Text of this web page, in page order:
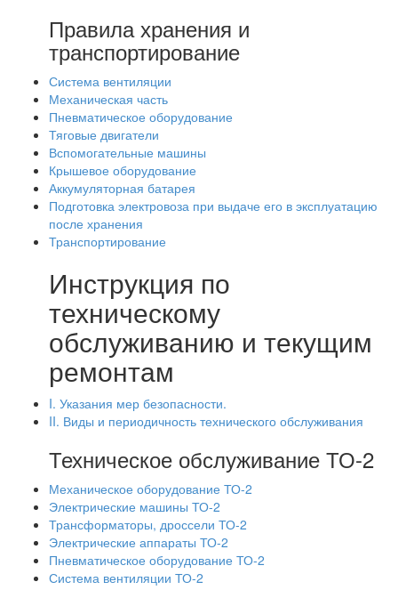
Правила хранения и
транспортирование
Система вентиляции
Механическая часть
Пневматическое оборудование
Тяговые двигатели
Вспомогательные машины
Крышевое оборудование
Аккумуляторная батарея
Подготовка электровоза при выдаче его в эксплуатацию
после хранения
Транспортирование
Инструкция по
техническому
обслуживанию и текущим
ремонтам
I. Указания мер безопасности.
II. Виды и периодичность технического обслуживания
Техническое обслуживание ТО-2
Механическое оборудование ТО-2
Электрические машины ТО-2
Трансформаторы, дроссели ТО-2
Электрические аппараты ТО-2
Пневматическое оборудование ТО-2
Система вентиляции ТО-2